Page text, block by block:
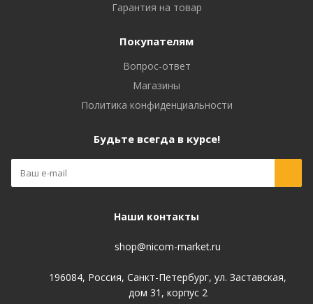
Гарантия на товар
Покупателям
Вопрос-ответ
Магазины
Политика конфиденциальности
Будьте всегда в курсе!
Наши контакты
shop@nicom-market.ru
196084, Россия, Санкт-Петербург, ул. Заставская,
дом 31, корпус 2